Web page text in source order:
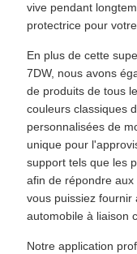
vive pendant
protectrice pour
En plus de cette
7DW, nous avons
de produits de tous
couleurs classiques
personnalisées de
unique pour
support tels que les
afin de répondre
vous puissiez fournir
automobile à liaison
Notre application